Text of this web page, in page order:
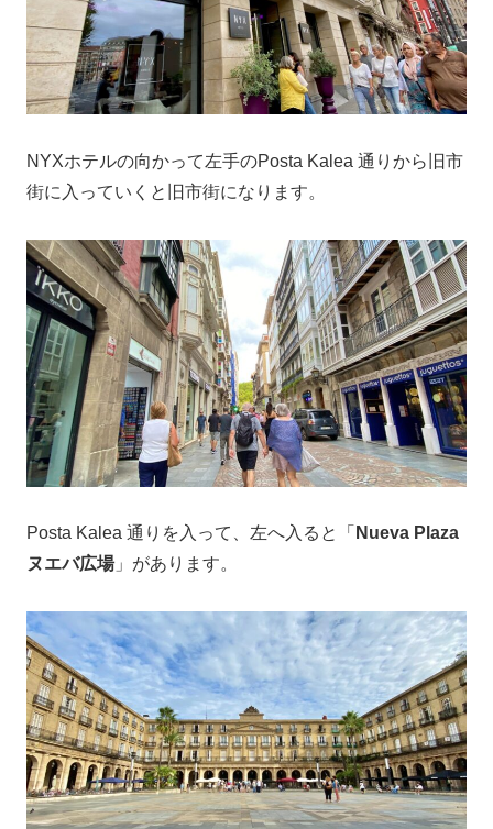
NYXホテルの向かって左手のPosta Kalea 通りから旧市
街に入っていくと旧市街になります。
Posta Kalea 通りを入って、左へ入ると「 Nueva Plaza
ヌエバ広場」があります。